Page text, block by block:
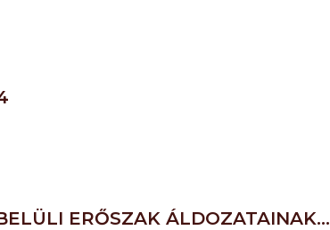
ERŐSZAK ÁLDOZATAINAK…